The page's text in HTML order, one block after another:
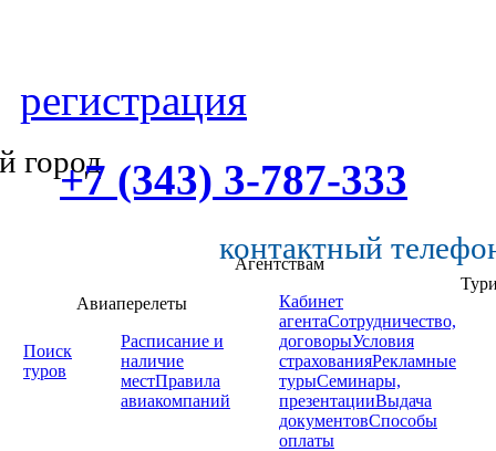
регистрация
город
+7 (343) 3-787-333
контактный
Поиск
туров
Авиаперелеты
Расписание и
наличие
местПравила
авиакомпаний
Агентствам
Кабинет
агентаСотрудничество,
договорыУсловия
страхованияРекламные
турыСеминары,
презентацииВыдача
документовСпособы
оплаты